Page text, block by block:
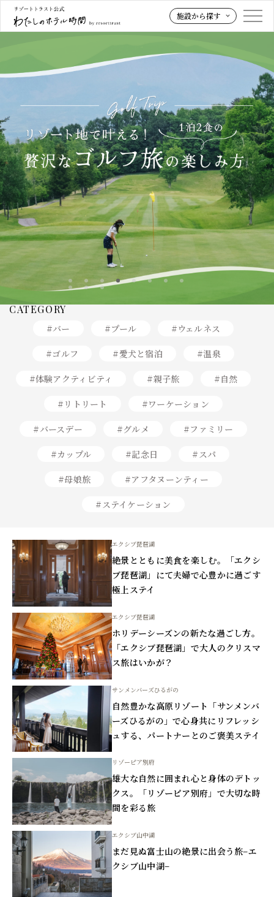
施設から探す
CATEGORY
#バー #プール #ウェルネス
#ゴルフ #愛犬と宿泊 #温泉
#体験アクティビティ #親子旅 #自然
#リトリート #ワーケーション
#バースデー #グルメ #ファミリー
#カップル #記念日 #スパ
#母娘旅 #アフタヌーンティー
#ステイケーション
エクシブ琵琶湖
絶景とともに美食を楽しむ。「エクシ
ブ琵琶湖」にて夫婦で心豊かに過ごす
極上ステイ
エクシブ琵琶湖
ホリデーシーズンの新たな過ごし方。
「エクシブ琵琶湖」で大人のクリスマ
ス旅はいかが？
サンメンバーズひるがの
自然豊かな高原リゾート「サンメンバ
ーズひるがの」で心身共にリフレッシ
ュする、パートナーとのご褒美ステイ
リゾーピア別府
雄大な自然に囲まれ心と身体のデトッ
クス。「リゾーピア別府」で大切な時
間を彩る旅
エクシブ山中湖
まだ見ぬ富士山の絶景に出会う旅–エ
クシブ山中湖–